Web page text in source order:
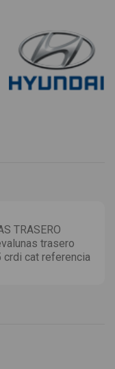
TRASERO
trasero
crdi cat referencia